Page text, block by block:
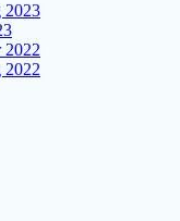
2023
2022
2022